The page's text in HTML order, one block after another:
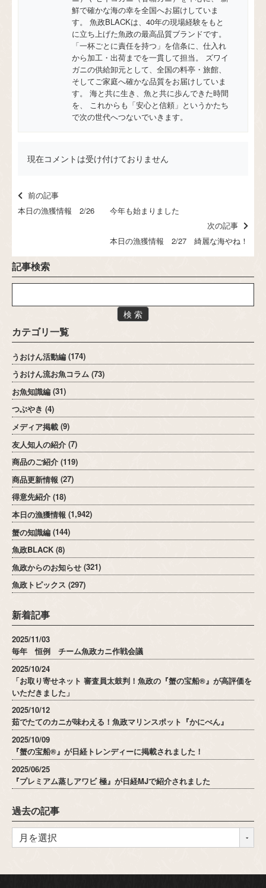
鮮で確かな海の幸を全国へお届けしていま
す。 魚政BLACKは、40年の現場経験をもと
に立ち上げた魚政の最高品質ブランドです。
「一杯ごとに責任を持つ」を信条に、仕入れ
から加工・出荷までを一貫して担当。 ズワイ
ガニの供給卸元として、全国の料亭・旅館、
そしてご家庭へ確かな品質をお届けしていま
す。 海と共に生き、魚と共に歩んできた時間
を、 これからも「安心と信頼」というかたち
で次の世代へつないでいきます。
現在コメントは受け付けておりません
前の記事
本日の漁獲情報 2/26 今年も始まりました
次の記事
本日の漁獲情報 2/27 綺麗な海やね！
記事検索
検 索
カテゴリ一覧
うおけん活動編 (174)
うおけん流お魚コラム (73)
お魚知識編 (31)
つぶやき (4)
メディア掲載 (9)
友人知人の紹介 (7)
商品のご紹介 (119)
商品更新情報 (27)
得意先紹介 (18)
本日の漁獲情報 (1,942)
蟹の知識編 (144)
魚政BLACK (8)
魚政からのお知らせ (321)
魚政トピックス (297)
新着記事
2025/11/03
毎年 恒例 チーム魚政カニ作戦会議
2025/10/24
「お取り寄せネット 審査員太鼓判！魚政の『蟹の宝船®』が高評価を
いただきました」
2025/10/12
茹でたてのカニが味わえる！魚政マリンスポット『かにべん』
2025/10/09
『蟹の宝船®』が日経トレンディーに掲載されました！
2025/06/25
『プレミアム蒸しアワビ 極』が日経MJで紹介されました
過去の記事